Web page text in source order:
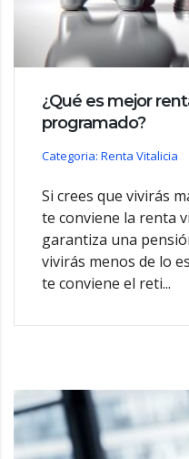
¿Qué es mejor
programado?
Categoria: Renta Vitalicia
Si crees que vivirás
te conviene la renta
garantiza una
vivirás menos de lo
te conviene el reti...